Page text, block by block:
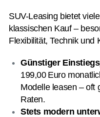
SUV-Leasing bietet
klassischen Kauf –
Flexibilität, Technik und
Günstiger
199,00 Euro
Modelle leasen – oft
Raten.
Stets modern